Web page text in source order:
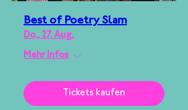
Best of Poetry Slam
Do., 27. Aug.
Mehr Infos
Tickets kaufen